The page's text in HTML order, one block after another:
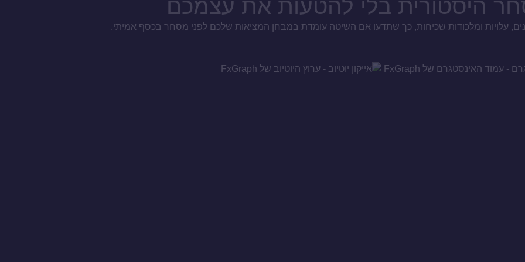
היסטורית בלי להטעות את עצמכם
עלויות ומלכודות שכיחות, כך שתדעו אם השיטה עומדת במבחן המציאות שלכם לפני מסחר בכסף אמיתי.